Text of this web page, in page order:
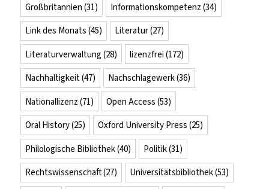
Großbritannien (31) Informationskompetenz (34)
Link des Monats (45) Literatur(27)
Literaturverwaltung (28) lizenzfrei (172)
Nachhaltigkeit(47) Nachschlagewerk(36)
Nationallizenz (71) Open Access (53)
Oral History(25) Oxford University Press (25)
Philologische Bibliothek(40) Politik(31)
Rechtswissenschaft(27) Universitätsbibliothek(53)